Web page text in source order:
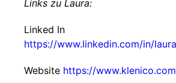
Links zu Laura:
Linked In
https://www.linkedin.com/in/
Website https://